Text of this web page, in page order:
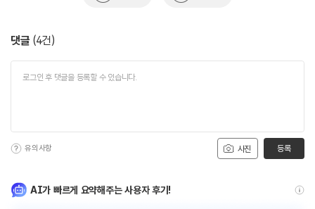
댓글 (4건)
사진
유의사항 등록
AI가 빠르게 요약해주는 사용자 후기!